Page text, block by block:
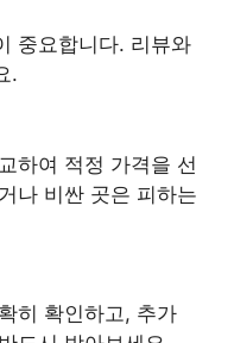
중요합니다. 리뷰와
.
하여 적정 가격을 선
나 비싼 곳은 피하는
히 확인하고, 추가